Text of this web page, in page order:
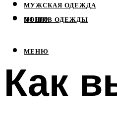
МУЖСКАЯ ОДЕЖДА
ПОШИВ ОДЕЖДЫ
МЕНЮ
МЕНЮ
Как